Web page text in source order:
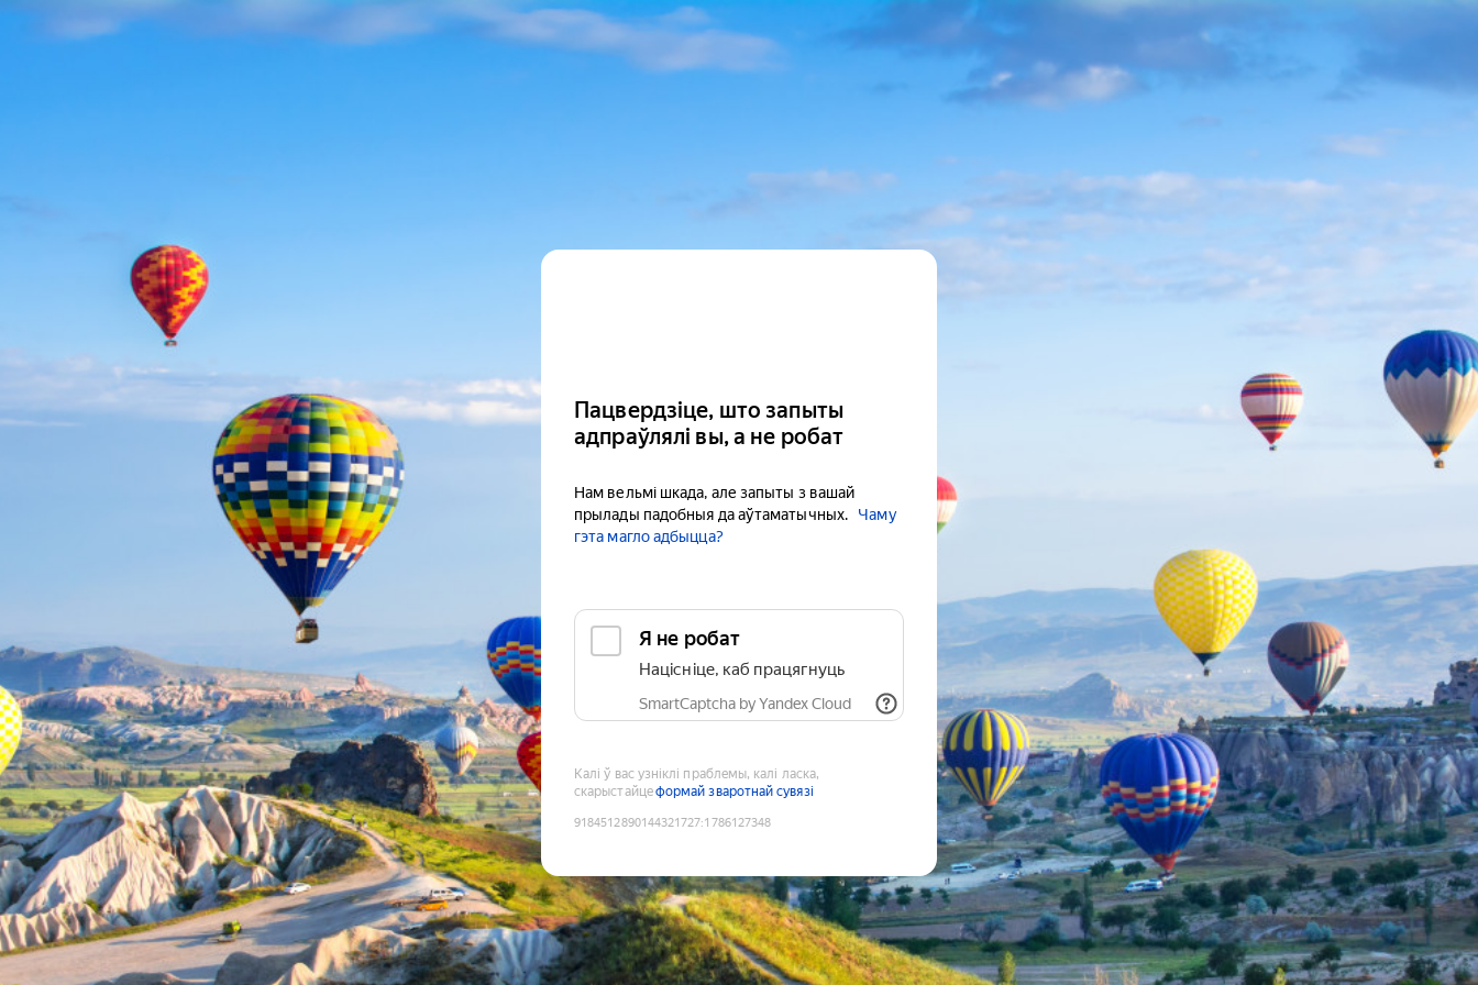
Пацвердзіце, што запыты
адпраўлялі вы, а не робат
Нам вельмі шкада, але запыты з вашай
прылады падобныя да аўтаматычных.
Чаму
гэта магло адбыцца?
Я не робат
Націсніце, каб працягнуць
SmartCaptcha by Yandex Cloud
Калі ў вас узніклі праблемы, калі ласка,
скарыстайцеформай зваротнай сувязі
9184512890144321727:1786127348